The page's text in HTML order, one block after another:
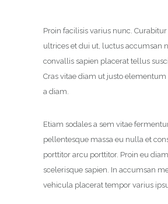
Proin facilisis varius nunc. Curabitur
ultrices et dui ut, luctus accumsan
convallis sapien placerat tellus
Cras vitae diam ut justo
a diam.
Etiam sodales a sem vitae
pellentesque massa eu nulla et
porttitor arcu porttitor. Proin eu
scelerisque sapien. In accumsan
vehicula placerat tempor varius